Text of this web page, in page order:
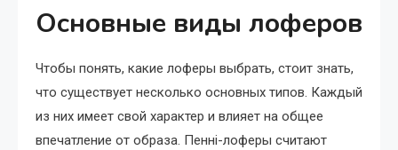
Основные виды лоферов
Чтобы понять, какие лоферы выбрать, стоит знать,
что существует несколько основных типов. Каждый
из них имеет свой характер и влияет на общее
впечатление от образа. Пенні-лоферы считают